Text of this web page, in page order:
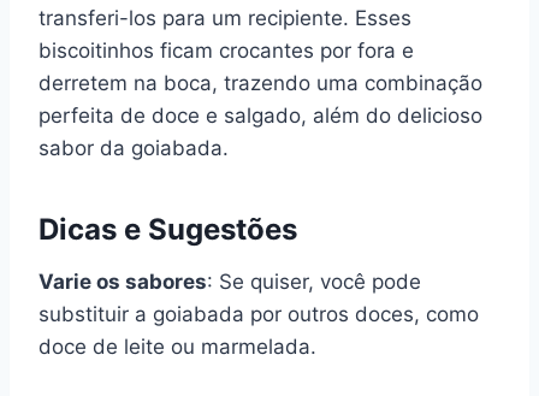
transferi-los para um recipiente. Esses
biscoitinhos ficam crocantes por fora e
derretem na boca, trazendo uma combinação
perfeita de doce e salgado, além do delicioso
sabor da goiabada.
Dicas e Sugestões
Varie os sabores: Se quiser, você pode
substituir a goiabada por outros doces, como
doce de leite ou marmelada.